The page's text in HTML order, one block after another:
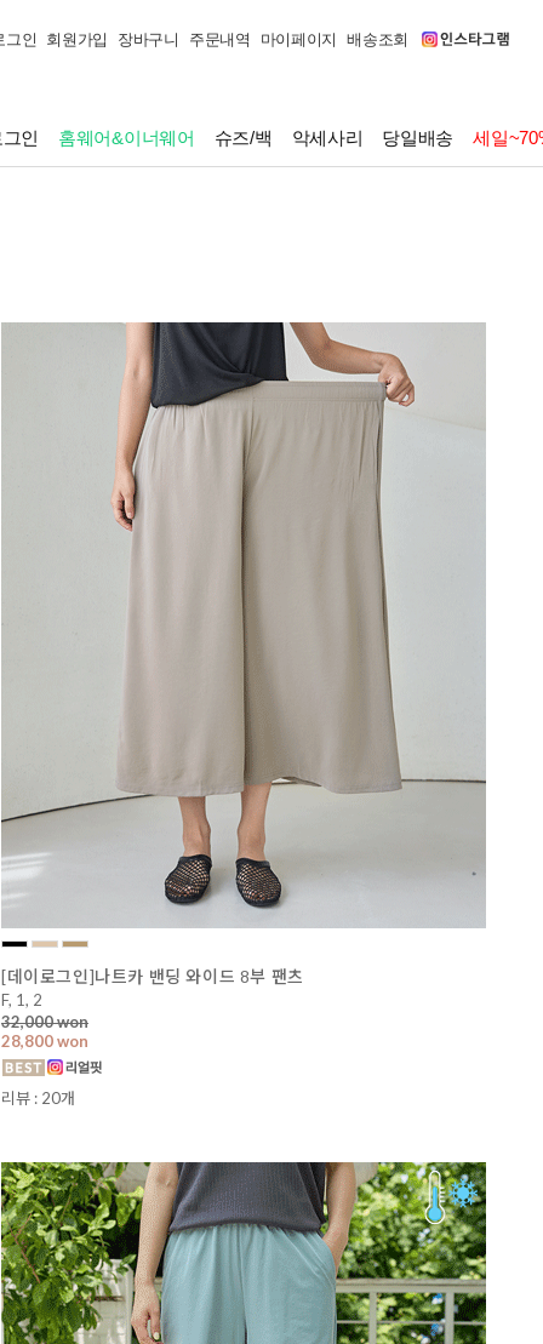
그인 회원가입 장바구니 주문내역 마이페이지 배송조회
인 홈웨어&이너웨어 슈즈/백 악세사리 당일배송 세일
[데이로그인]나트카 밴딩 와이드 8부 팬츠
F, 1, 2
32,000 won
28,800 won
리뷰 : 20개